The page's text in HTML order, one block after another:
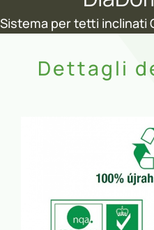
Sistema per tetti inclinati
Dettagli